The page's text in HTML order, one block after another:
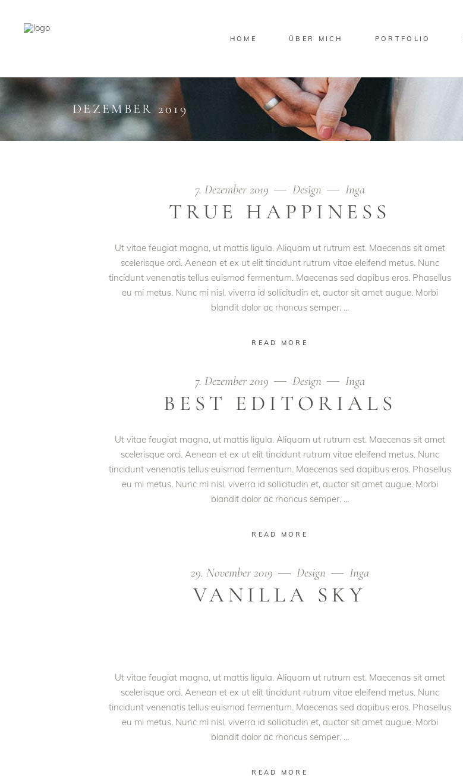
HOME ÜBER MICH PORTFOLIO
DEZEMBER 2019
7. Dezember 2019 Design Inga
TRUE HAPPINESS
Ut vitae feugiat magna, ut mattis ligula. Aliquam ut rutrum est. Maecenas sit amet
scelerisque orci. Aenean et ex ut elit tincidunt rutrum vitae eleifend metus. Nunc
tincidunt venenatis tellus euismod fermentum. Maecenas sed dapibus eros. Phasellus
eu mi metus. Nunc mi nisl, viverra id sollicitudin et, auctor sit amet augue. Morbi
blandit dolor ac rhoncus semper.
READ MORE
7. Dezember 2019 Design Inga
BEST EDITORIALS
Ut vitae feugiat magna, ut mattis ligula. Aliquam ut rutrum est. Maecenas sit amet
scelerisque orci. Aenean et ex ut elit tincidunt rutrum vitae eleifend metus. Nunc
tincidunt venenatis tellus euismod fermentum. Maecenas sed dapibus eros. Phasellus
eu mi metus. Nunc mi nisl, viverra id sollicitudin et, auctor sit amet augue. Morbi
blandit dolor ac rhoncus semper.
READ MORE
29. November 2019 Design Inga
VANILLA SKY
Ut vitae feugiat magna, ut mattis ligula. Aliquam ut rutrum est. Maecenas sit amet
scelerisque orci. Aenean et ex ut elit tincidunt rutrum vitae eleifend metus. Nunc
tincidunt venenatis tellus euismod fermentum. Maecenas sed dapibus eros. Phasellus
eu mi metus. Nunc mi nisl, viverra id sollicitudin et, auctor sit amet augue. Morbi
blandit dolor ac rhoncus semper.
READ MORE